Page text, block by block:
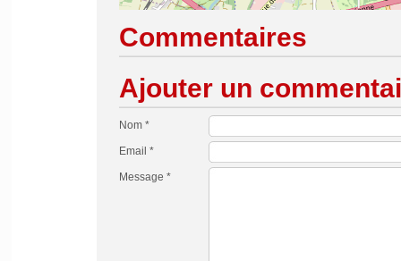
Commentaires
Ajouter un
Nom *
Email *
Message *